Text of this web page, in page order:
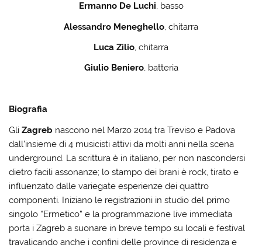
Ermanno De Luchi, basso
Alessandro Meneghello, chitarra
Luca Zilio, chitarra
Giulio Beniero, batteria
Biografia
GliZagreb nascono nel Marzo 2014 tra Treviso e Padova
dall’insieme di 4 musicisti attivi da molti anni nella scena
underground. La scrittura è in italiano, per non nascondersi
dietro facili assonanze; lo stampo dei brani è rock, tirato e
influenzato dalle variegate esperienze dei quattro
componenti. Iniziano le registrazioni in studio del primo
singolo “Ermetico” e la programmazione live immediata
porta i Zagreb a suonare in breve tempo su locali e festival
travalicando anche i confini delle province di residenza e